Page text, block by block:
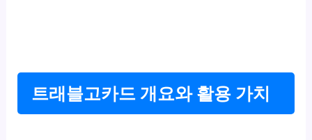
트래블고카드 개요와 활용 가치